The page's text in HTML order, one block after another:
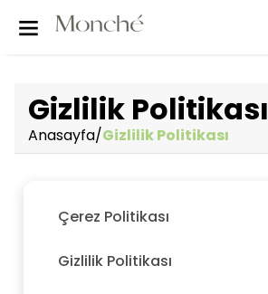
Gizlilik Politikası
Anasayfa/Gizlilik Politikası
Çerez Politikası
Gizlilik Politikası